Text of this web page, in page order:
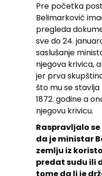
Pre početka
Belimarković
pregleda
sve do 24.
saslušanje
njegova krivica,
jer prva
što mu se
1872. godine a
njegovu krivicu.
Raspravljalo
da je ministar
zemlju iz
predat sudu ili